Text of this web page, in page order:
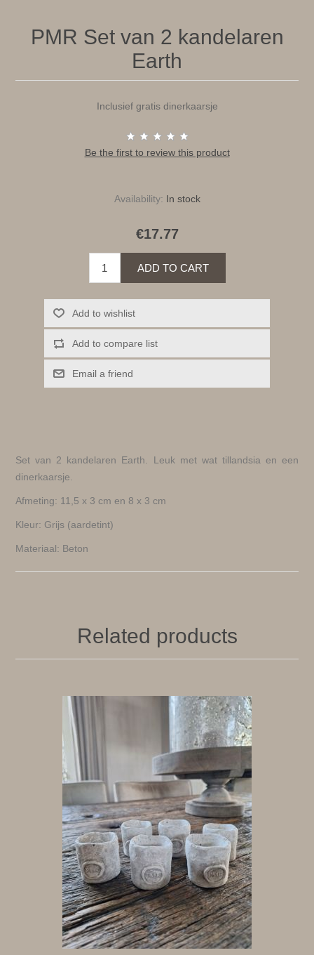
PMR Set van 2 kandelaren
Earth
Inclusief gratis dinerkaarsje
Be the first to review this product
Availability: In stock
€17.77
ADD TO CART
Add to wishlist
Add to compare list
Email a friend
Set van 2 kandelaren Earth. Leuk met wat tillandsia en een
dinerkaarsje.
Afmeting: 11,5 x 3 cm en 8 x 3 cm
Kleur: Grijs (aardetint)
Materiaal: Beton
Related products